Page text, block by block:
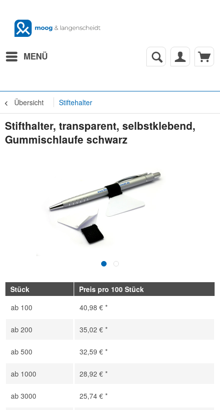
MENÜ
Übersicht Stiftehalter
Stifthalter, transparent, selbstklebend,
Gummischlaufe schwarz
Stück
Preis pro 100 Stück
ab 100 40,98 € *
ab 200 35,02 € *
ab 500 32,59 € *
ab 1000 28,92 € *
ab 3000 25,74 € *